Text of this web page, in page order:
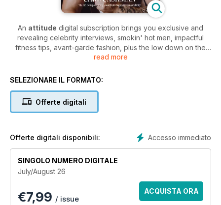
An attitude digital subscription brings you exclusive and
revealing celebrity interviews, smokin' hot men, impactful
fitness tips, avant-garde fashion, plus the low down on the
most desirable travel destinations across the globe. Priding
affecting LGBT+ people worldwide, put simply,
Join the thousands of readers with a bi-monthly attitude
read more
SELEZIONARE IL FORMATO:
Offerte digitali
Accesso immediato
Offerte digitali disponibili:
SINGOLO NUMERO DIGITALE
July/August 26
€7,99 / issue
ACQUISTA ORA